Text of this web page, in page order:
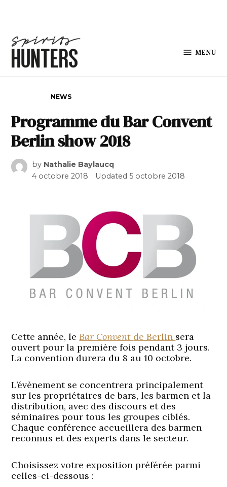
MENU
NEWS
Programme du Bar Convent
Berlin show 2018
by Nathalie Baylaucq
4 octobre 2018
Updated 5 octobre 2018
Cette année, leBar Convent de Berlin sera
ouvert pour la première fois pendant 3 jours.
La convention durera du 8 au 10 octobre.
L’évènement se concentrera principalement
sur les propriétaires de bars, les barmen et la
distribution, avec des discours et des
séminaires pour tous les groupes ciblés.
Chaque conférence accueillera des barmen
reconnus et des experts dans le secteur.
Choisissez votre exposition préférée parmi
celles-ci-dessous :